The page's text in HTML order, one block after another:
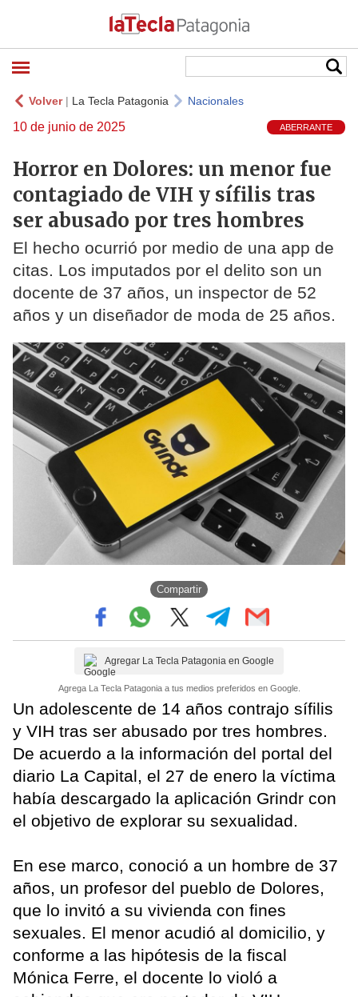
Volver| La Tecla Patagonia Nacionales
10 de junio de 2025 ABERRANTE
Horror en Dolores: un menor fue
contagiado de VIH y sífilis tras
ser abusado por tres hombres
El hecho ocurrió por medio de una app de
citas. Los imputados por el delito son un
docente de 37 años, un inspector de 52
años y un diseñador de moda de 25 años.
Compartir
Agregar La Tecla Patagonia en Google
Agrega La Tecla Patagonia a tus medios preferidos en Google.
Un adolescente de 14 años contrajo sífilis
y VIH tras ser abusado por tres hombres.
De acuerdo a la información del portal del
diario La Capital, el 27 de enero la víctima
había descargado la aplicación Grindr con
el objetivo de explorar su sexualidad.
En ese marco, conoció a un hombre de 37
años, un profesor del pueblo de Dolores,
que lo invitó a su vivienda con fines
sexuales. El menor acudió al domicilio, y
conforme a las hipótesis de la fiscal
Mónica Ferre, el docente lo violó a